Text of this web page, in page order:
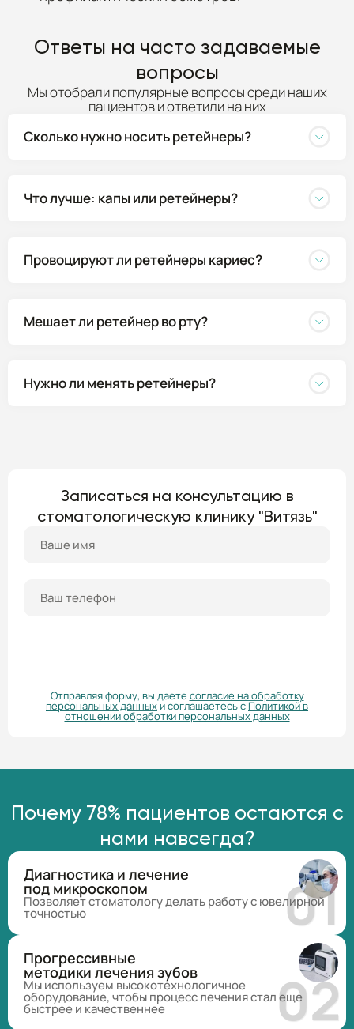
Ответы на часто задаваемые
вопросы
Мы отобрали популярные вопросы среди наших
пациентов и ответили на них
Сколько нужно носить ретейнеры?
Что лучше: капы или ретейнеры?
Провоцируют ли ретейнеры кариес?
Мешает ли ретейнер во рту?
Нужно ли менять ретейнеры?
Записаться на консультацию в
стоматологическую клинику "Витязь"
Отправляя форму, вы даете согласие на обработку
персональных данныхи соглашаетесь сПолитикой в
отношении обработки персональных данных
Почему 78% пациентов остаются с
нами навсегда?
Диагностика и лечение
под микроскопом
Позволяет стоматологу делать работу с ювелирной
точностью
Прогрессивные
методики лечения зубов
Мы используем высокотехнологичное
оборудование, чтобы процесс лечения стал еще
быстрее и качественнее